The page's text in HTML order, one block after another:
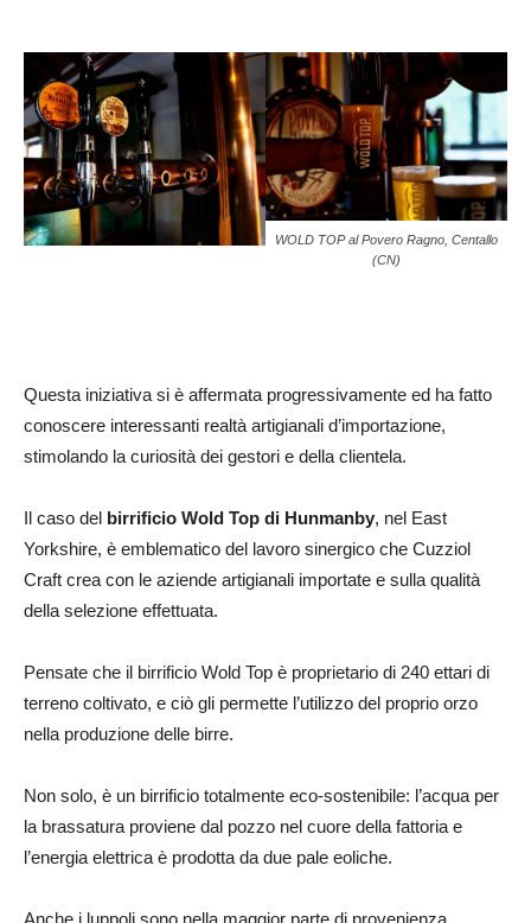
WOLD TOP al Povero Ragno, Centallo
(CN)
Questa iniziativa si è affermata progressivamente ed ha fatto
conoscere interessanti realtà artigianali d’importazione,
stimolando la curiosità dei gestori e della clientela.
Il caso del birrificio Wold Top di Hunmanby, nel East
Yorkshire, è emblematico del lavoro sinergico che Cuzziol
Craft crea con le aziende artigianali importate e sulla qualità
della selezione effettuata.
Pensate che il birrificio Wold Top è proprietario di 240 ettari di
terreno coltivato, e ciò gli permette l’utilizzo del proprio orzo
nella produzione delle birre.
Non solo, è un birrificio totalmente eco-sostenibile: l’acqua per
la brassatura proviene dal pozzo nel cuore della fattoria e
l’energia elettrica è prodotta da due pale eoliche.
Anche i luppoli sono nella maggior parte di provenienza